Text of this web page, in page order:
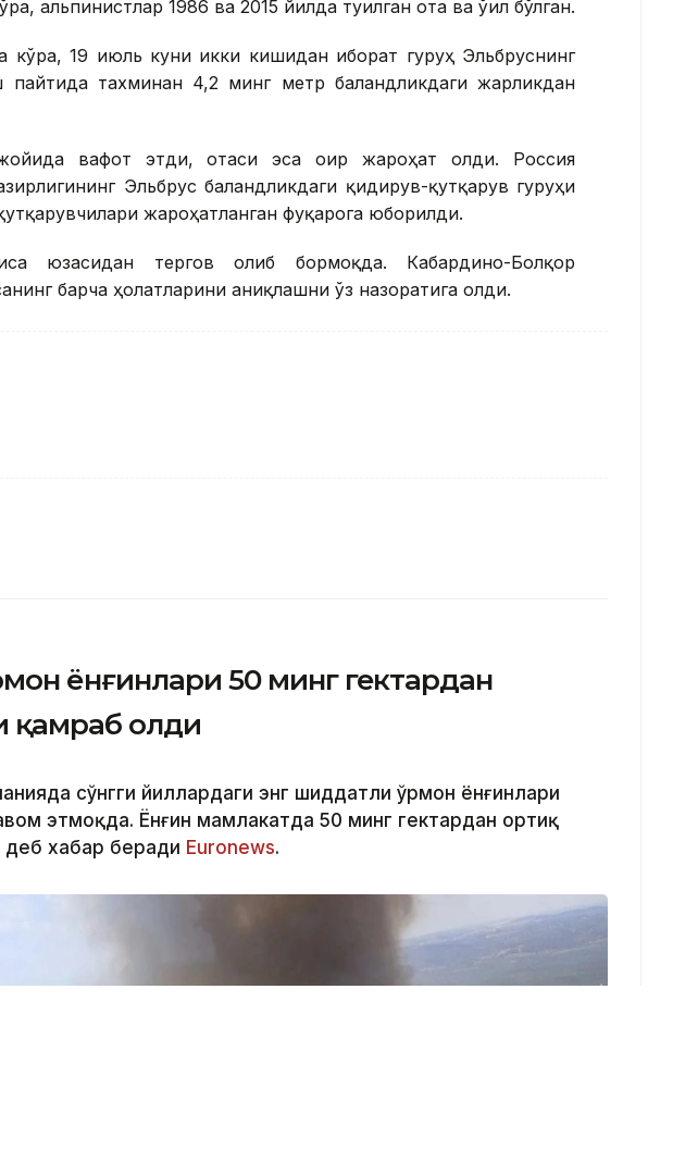
альпинистлар 1986 ва 2015 йилда туғилган ота ва ўғил бўлган.
кўра, 19 июль куни икки кишидан иборат гуруҳ Эльбруснинг
пайтида тахминан 4,2 минг метр баландликдаги жарликдан
вафот этди, отаси эса оғир жароҳат олди. Россия
Эльбрус баландликдаги қидирув-қутқарув гуруҳи
жароҳатланган фуқарога юборилди.
юзасидан тергов олиб бормоқда. Кабардино-Болқор
барча ҳолатларини аниқлашни ўз назоратига олди.
ёнғинлари 50 минг гектардан
қамраб олди
сўнгги йиллардаги энг шиддатли ўрмон ёнғинлари
этмоқда. Ёнғин мамлакатда 50 минг гектардан ортиқ
хабар беради Euronews.